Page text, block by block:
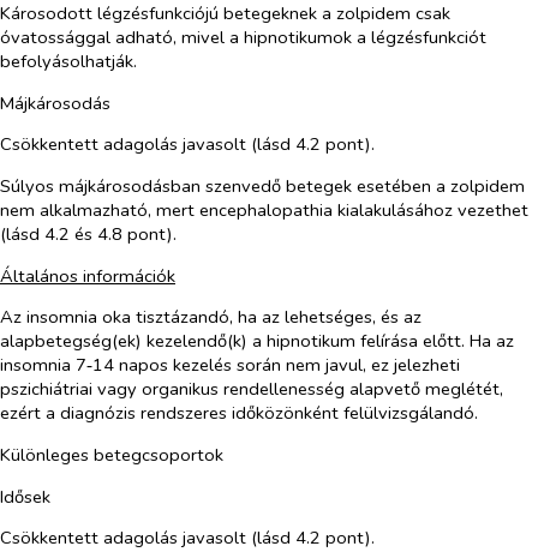
Károsodott légzésfunkciójú betegeknek a zolpidem csak
óvatossággal adható, mivel a hipnotikumok a légzésfunkciót
befolyásolhatják.
Májkárosodás
Csökkentett adagolás javasolt (lásd 4.2 pont).
Súlyos májkárosodásban szenvedő betegek esetében a zolpidem
nem alkalmazható, mert encephalopathia kialakulásához vezethet
(lásd 4.2 és 4.8 pont).
Általános információk
Az insomnia oka tisztázandó, ha az lehetséges, és az
alapbetegség(ek) kezelendő(k) a hipnotikum felírása előtt. Ha az
insomnia 7‑14 napos kezelés során nem javul, ez jelezheti
pszichiátriai vagy organikus rendellenesség alapvető meglétét,
ezért a diagnózis rendszeres időközönként felülvizsgálandó.
Különleges betegcsoportok
Idősek
Csökkentett adagolás javasolt (lásd 4.2 pont).